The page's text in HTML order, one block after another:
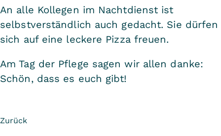
An alle Kollegen im Nachtdienst ist
selbstverständlich auch gedacht. Sie dürfen
sich auf eine leckere Pizza freuen.
Am Tag der Pflege sagen wir allen danke:
Schön, dass es euch gibt!
Zurück